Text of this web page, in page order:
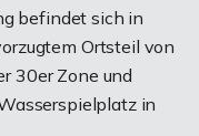
befindet sich in
Ortsteil von
30er Zone und
in